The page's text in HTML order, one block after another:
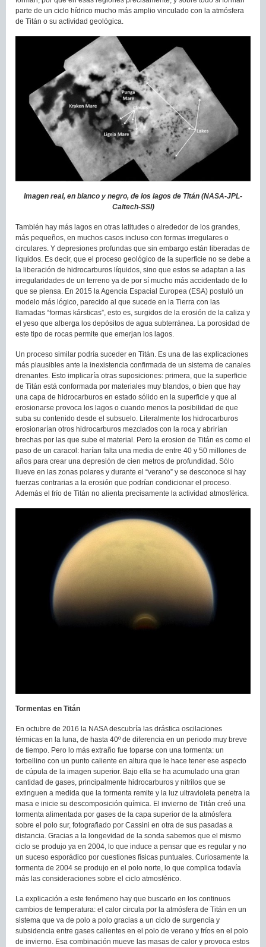
parte de un ciclo hídrico mucho más amplio vinculado con la atmósfera
de Titán o su actividad geológica.
Imagen real, en blanco y negro, de los lagos de Titán (NASA-JPL-
Caltech-SSI)
También hay más lagos en otras latitudes o alrededor de los grandes,
más pequeños, en muchos casos incluso con formas irregulares o
circulares. Y depresiones profundas que sin embargo están liberadas de
líquidos. Es decir, que el proceso geológico de la superficie no se debe a
la liberación de hidrocarburos líquidos, sino que estos se adaptan a las
irregularidades de un terreno ya de por sí mucho más accidentado de lo
que se piensa. En 2015 la Agencia Espacial Europea (ESA) postuló un
modelo más lógico, parecido al que sucede en la Tierra con las
llamadas “formas kársticas”, esto es, surgidos de la erosión de la caliza y
el yeso que alberga los depósitos de agua subterránea. La porosidad de
este tipo de rocas permite que emerjan los lagos.
Un proceso similar podría suceder en Titán. Es una de las explicaciones
más plausibles ante la inexistencia confirmada de un sistema de canales
drenantes. Esto implicaría otras suposiciones: primera, que la superficie
de Titán está conformada por materiales muy blandos, o bien que hay
una capa de hidrocarburos en estado sólido en la superficie y que al
erosionarse provoca los lagos o cuando menos la posibilidad de que
suba su contenido desde el subsuelo. Literalmente los hidrocarburos
erosionarían otros hidrocarburos mezclados con la roca y abrirían
brechas por las que sube el material. Pero la erosion de Titán es como el
paso de un caracol: harían falta una media de entre 40 y 50 millones de
años para crear una depresión de cien metros de profundidad. Sólo
llueve en las zonas polares y durante el “verano” y se desconoce si hay
fuerzas contrarias a la erosión que podrían condicionar el proceso.
Además el frío de Titán no alienta precisamente la actividad atmosférica.
Tormentas en Titán
En octubre de 2016 la NASA descubría las drástica oscilaciones
térmicas en la luna, de hasta 40º de diferencia en un periodo muy breve
de tiempo. Pero lo más extraño fue toparse con una tormenta: un
torbellino con un punto caliente en altura que le hace tener ese aspecto
de cúpula de la imagen superior. Bajo ella se ha acumulado una gran
cantidad de gases, principalmente hidrocarburos y nitrilos que se
extinguen a medida que la tormenta remite y la luz ultravioleta penetra la
masa e inicie su descomposición química. El invierno de Titán creó una
tormenta alimentada por gases de la capa superior de la atmósfera
sobre el polo sur, fotografiado por Cassini en otra de sus pasadas a
distancia. Gracias a la longevidad de la sonda sabemos que el mismo
ciclo se produjo ya en 2004, lo que induce a pensar que es regular y no
un suceso esporádico por cuestiones físicas puntuales. Curiosamente la
tormenta de 2004 se produjo en el polo norte, lo que complica todavía
más las consideraciones sobre el ciclo atmosférico.
La explicación a este fenómeno hay que buscarlo en los continuos
cambios de temperatura: el calor circula por la atmósfera de Titán en un
sistema que va de polo a polo gracias a un ciclo de surgencia y
subsidencia entre gases calientes en el polo de verano y fríos en el polo
de invierno. Esa combinación mueve las masas de calor y provoca estos